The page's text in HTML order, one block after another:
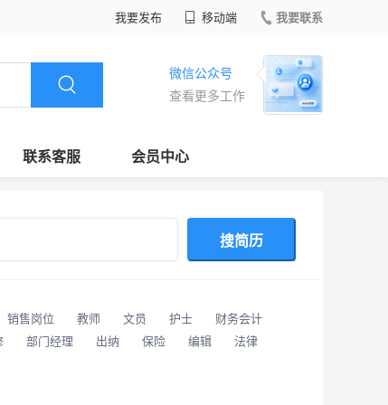
我要发布 移动端 我要联系
微信公众号
查看更多工作
联系客服 会员中心
搜简历
销售岗位 教师 文员 护士
财务会计
部门经理 出纳 保险 编辑
法律